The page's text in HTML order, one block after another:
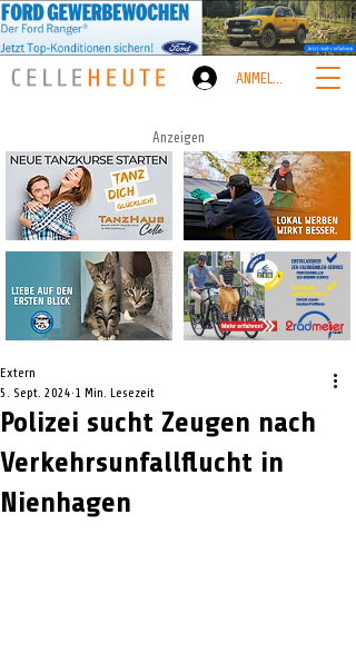
ANMELDEN
Anzeigen
Polizei sucht Zeugen nach
Verkehrsunfallflucht in
Nienhagen
Extern
5. Sept. 2024 1 Min. Lesezeit